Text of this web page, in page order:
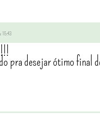
15:43
pra desejar ótimo final